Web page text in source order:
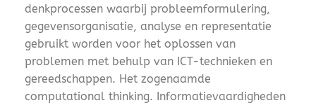
denkprocessen waarbij probleemformulering,
gegevensorganisatie, analyse en representatie
gebruikt worden voor het oplossen van
problemen met behulp van ICT-technieken en
gereedschappen. Het zogenaamde
computational thinking. Informatievaardigheden